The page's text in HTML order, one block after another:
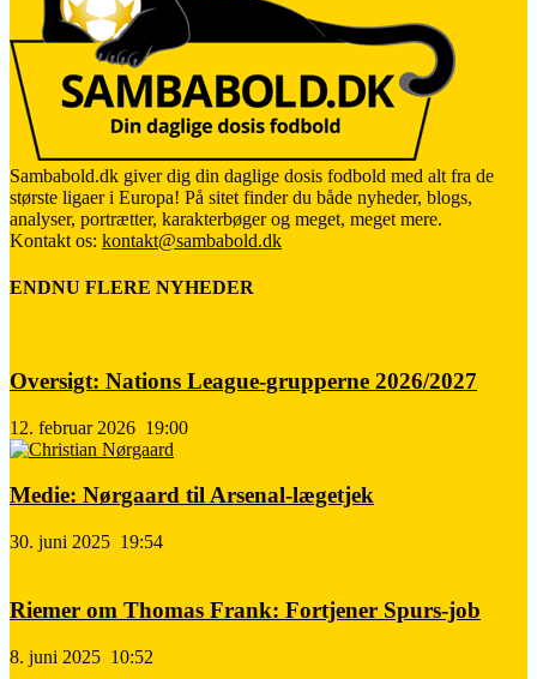
Sambabold.dk giver dig din daglige dosis fodbold med alt fra de
største ligaer i Europa! På sitet finder du både nyheder, blogs,
analyser, portrætter, karakterbøger og meget, meget mere.
Kontakt os: kontakt@sambabold.dk
ENDNU FLERE NYHEDER
Oversigt: Nations League-grupperne 2026/2027
12. februar 2026 19:00
Medie: Nørgaard til Arsenal-lægetjek
30. juni 2025 19:54
Riemer om Thomas Frank: Fortjener Spurs-job
8. juni 2025 10:52